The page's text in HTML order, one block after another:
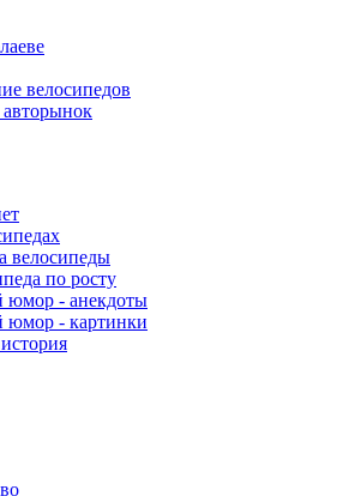
велосипедов
велосипеды
по росту
юмор - анекдоты
юмор - картинки